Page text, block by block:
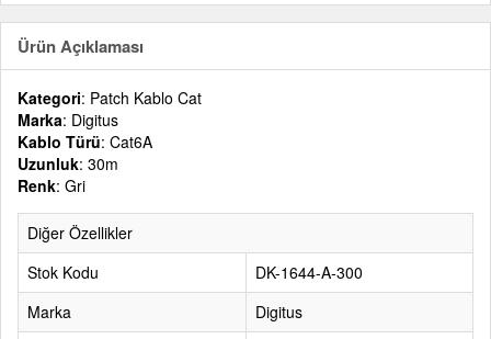
Ürün Açıklaması
Kategori: Patch Kablo Cat
Marka: Digitus
Kablo Türü: Cat6A
Uzunluk: 30m
Renk: Gri
Diğer Özellikler
Stok Kodu
DK-1644-A-300
Marka
Digitus